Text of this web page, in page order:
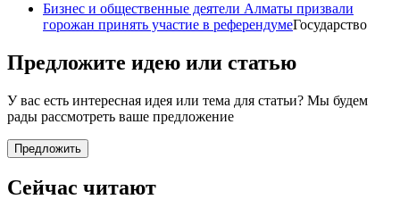
Бизнес и общественные деятели Алматы призвали
горожан принять участие в референдумеГосударство
Предложите идею или статью
У вас есть интересная идея или тема для статьи? Мы будем
рады рассмотреть ваше предложение
Предложить
Сейчас читают